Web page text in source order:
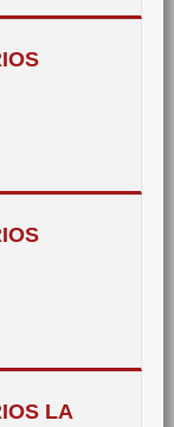
LA